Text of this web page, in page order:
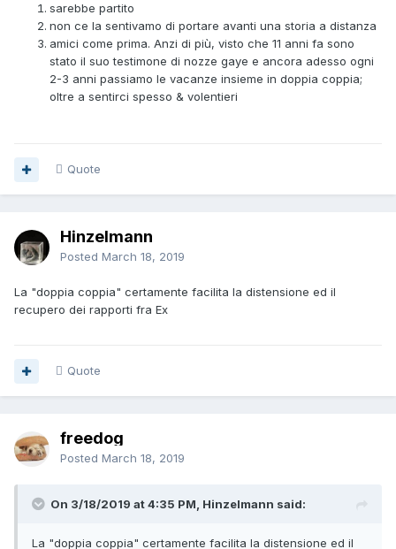
sarebbe partito
non ce la sentivamo di portare avanti una storia a distanza
amici come prima. Anzi di più, visto che 11 anni fa sono
stato il suo testimone di nozze gaye e ancora adesso ogni
2-3 anni passiamo le vacanze insieme in doppia coppia;
oltre a sentirci spesso & volentieri
Quote
Hinzelmann
Posted March 18, 2019
La "doppia coppia" certamente facilita la distensione ed il
recupero dei rapporti fra Ex
Quote
freedog
Posted March 18, 2019
On 3/18/2019 at 4:35 PM, Hinzelmann said:
La "doppia coppia" certamente facilita la distensione ed il